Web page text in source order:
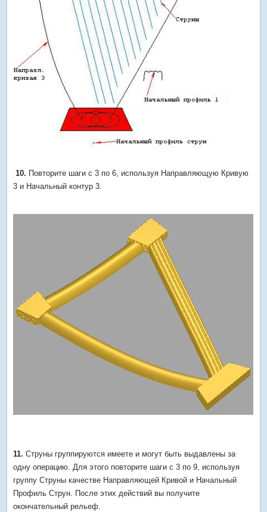
10. Повторите шаги с 3 по 6, используя Направляющую Кривую
3 и Начальный контур 3.
11. Струны группируются имеете и могут быть выдавлены за
одну операцию. Для этого повторите шаги с 3 по 9, используя
группу Струны качестве Направляющей Кривой и Начальный
Профиль Струн. После этих действий вы получите
окончательный рельеф.